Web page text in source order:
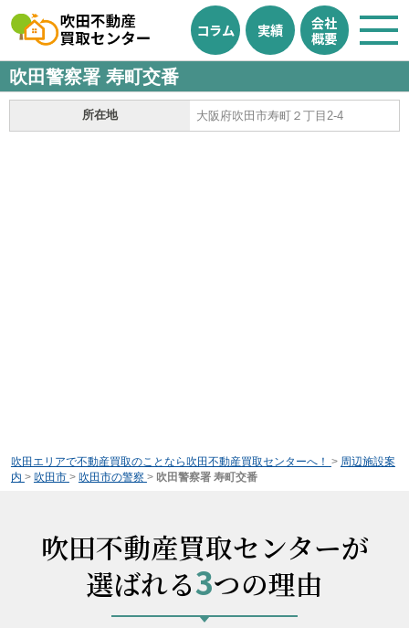
コラム 実績
会社
概要
吹田警察署 寿町交番
所在地 大阪府吹田市寿町２丁目2-4
吹田エリアで不動産買取のことなら吹田不動産買取センターへ！ > 周辺施設案
内 > 吹田市 > 吹田市の警察 > 吹田警察署 寿町交番
吹田不動産買取センターが
選ばれる3つの理由